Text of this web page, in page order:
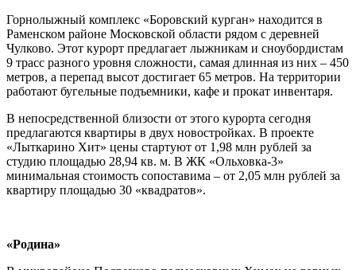
Горнолыжный комплекс «Боровский курган» находится в
Раменском районе Московской области рядом с деревней
Чулково. Этот курорт предлагает лыжникам и сноубордистам
9 трасс разного уровня сложности, самая длинная из них – 450
метров, а перепад высот достигает 65 метров. На территории
работают бугельные подъемники, кафе и прокат инвентаря.
В непосредственной близости от этого курорта сегодня
предлагаются квартиры в двух новостройках. В проекте
«Лыткарино Хит» цены стартуют от 1,98 млн рублей за
студию площадью 28,94 кв. м. В ЖК «Ольховка-3»
минимальная стоимость сопоставима – от 2,05 млн рублей за
квартиру площадью 30 «квадратов».
«Родина»